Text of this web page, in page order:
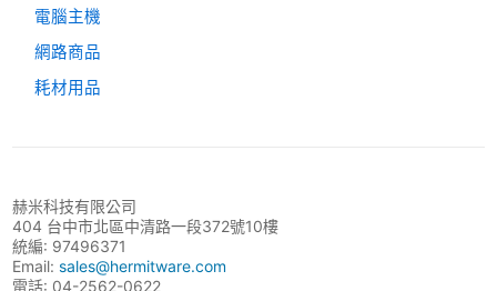
電腦主機
網路商品
耗材用品
赫米科技有限公司
404 台中市北區中清路一段372號10樓
統編: 97496371
Email:sales@hermitware.com
電話: 04-2562-0622